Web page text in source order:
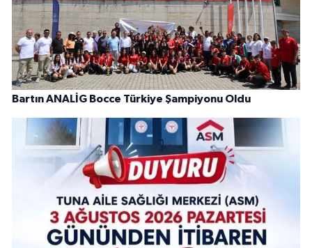
Bartın ANALİG Bocce Türkiye Şampiyonu Oldu